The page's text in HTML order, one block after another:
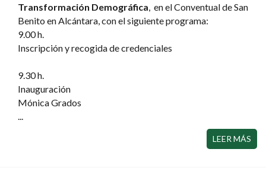
Transformación Demográfica , en el Conventual de San
Benito en Alcántara, con el siguiente programa:
9.00 h.
Inscripción y recogida de credenciales
9.30 h.
Inauguración
Mónica Grados
LEER MÁS